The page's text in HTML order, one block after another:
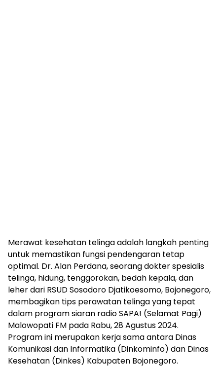
Merawat kesehatan telinga adalah langkah penting
untuk memastikan fungsi pendengaran tetap
optimal. Dr. Alan Perdana, seorang dokter spesialis
telinga, hidung, tenggorokan, bedah kepala, dan
leher dari RSUD Sosodoro Djatikoesomo, Bojonegoro,
membagikan tips perawatan telinga yang tepat
dalam program siaran radio SAPA! (Selamat Pagi)
Malowopati FM pada Rabu, 28 Agustus 2024.
Program ini merupakan kerja sama antara Dinas
Komunikasi dan Informatika (Dinkominfo) dan Dinas
Kesehatan (Dinkes) Kabupaten Bojonegoro.